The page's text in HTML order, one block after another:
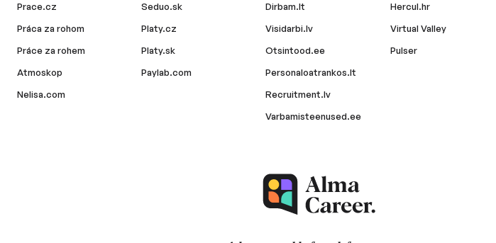
Prace.cz
Práca za rohom
Práce za rohem
Atmoskop
Nelisa.com
Seduo.sk
Platy.cz
Platy.sk
Paylab.com
Dirbam.lt
Visidarbi.lv
Otsintood.ee
Personaloatrankos.lt
Recruitment.lv
Varbamisteenused.ee
Hercul.hr
Virtual Valley
Pulser